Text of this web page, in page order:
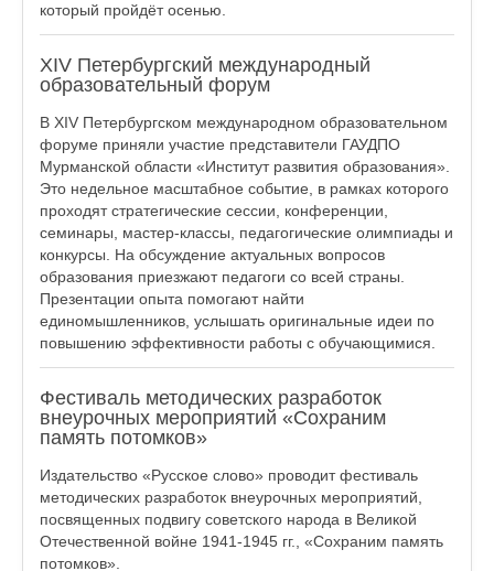
который пройдёт осенью.
ХIV Петербургский международный
образовательный форум
В ХIV Петербургском международном образовательном
форуме приняли участие представители ГАУДПО
Мурманской области «Институт развития образования».
Это недельное масштабное событие, в рамках которого
проходят стратегические сессии, конференции,
семинары, мастер-классы, педагогические олимпиады и
конкурсы. На обсуждение актуальных вопросов
образования приезжают педагоги со всей страны.
Презентации опыта помогают найти
единомышленников, услышать оригинальные идеи по
повышению эффективности работы с обучающимися.
Фестиваль методических разработок
внеурочных мероприятий «Сохраним
память потомков»
Издательство «Русское слово» проводит фестиваль
методических разработок внеурочных мероприятий,
посвященных подвигу советского народа в Великой
Отечественной войне 1941-1945 гг., «Сохраним память
потомков».